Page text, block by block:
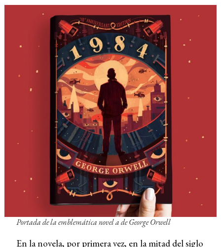
Portada de la emblemática novel a de George Orwell
En la novela, por primera vez, en la mitad del siglo